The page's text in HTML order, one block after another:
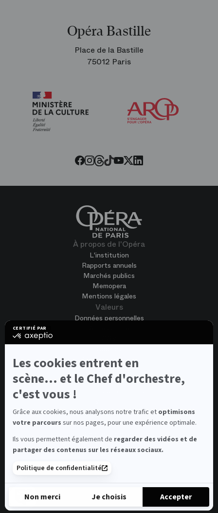
CERTIFIÉ PAR
certifié
En
plus
Axeptio
Les cookies entrent en
scène... et le Chef d'orchestre,
c'est vous !
Grâce aux cookies, nous analysons notre trafic et optimisons
votre parcours sur nos pages, pour une expérience optimale.
Ils vous permettent également de regarder des vidéos et de
partager des contenus sur les réseaux sociaux.
Politique de confidentialité
Non merci Je choisis Accepter
Opéra Bastille
Place de la Bastille
75012 Paris
Facebook
Instagram
Threads
Tiktok
Youtube
Twitter
LinkedIn
À propos de l'Opéra
L'institution
Rapports annuels
Marchés publics
Memopera
Mentions légales
Valeurs
Données personnelles
Nous rejoindre
Offres d'emploi
Candidature spontanée
Concours et auditions
Contacts
Contacts spectateurs et visiteurs
Médiateur de la consommation
Newsletter
FAQ